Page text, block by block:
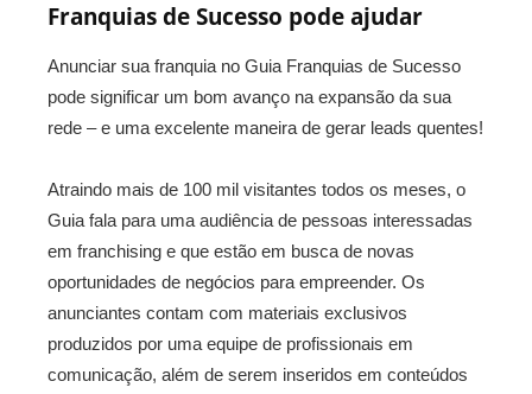
Franquias de Sucesso pode ajudar
Anunciar sua franquia no Guia Franquias de Sucesso
pode significar um bom avanço na expansão da sua
rede – e uma excelente maneira de gerar leads quentes!
Atraindo mais de 100 mil visitantes todos os meses, o
Guia fala para uma audiência de pessoas interessadas
em franchising e que estão em busca de novas
oportunidades de negócios para empreender. Os
anunciantes contam com materiais exclusivos
produzidos por uma equipe de profissionais em
comunicação, além de serem inseridos em conteúdos